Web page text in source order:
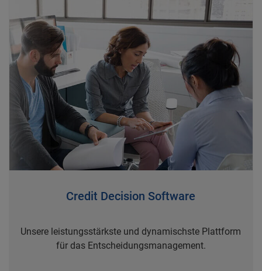
Credit Decision Software
Unsere leistungsstärkste und dynamischste Plattform
für das Entscheidungsmanagement.